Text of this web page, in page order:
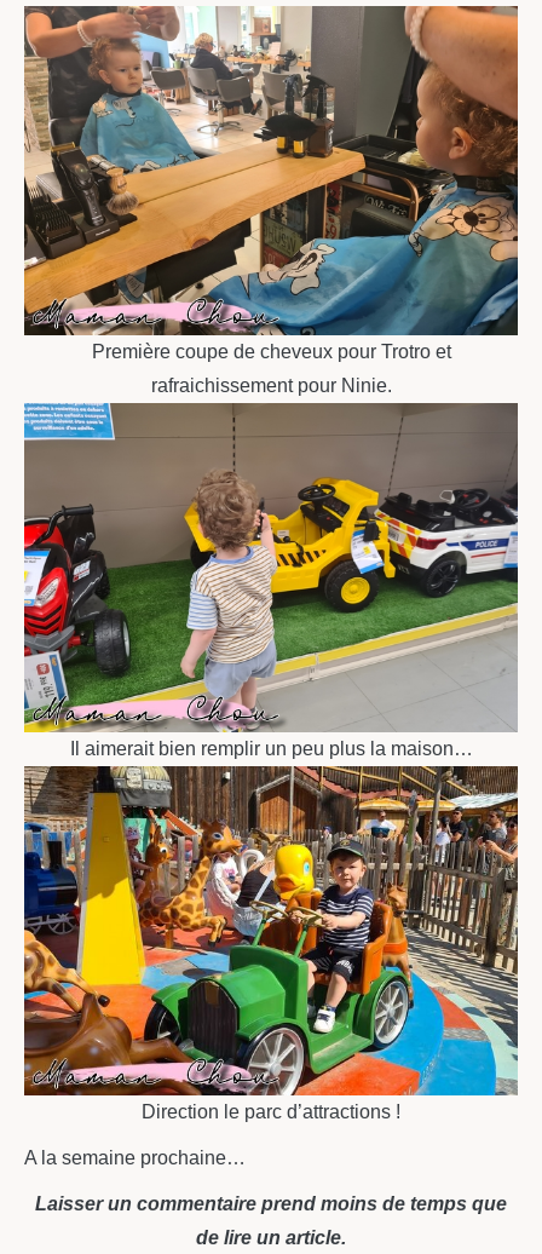
Première coupe de cheveux pour Trotro et
rafraichissement pour Ninie.
Il aimerait bien remplir un peu plus la maison…
Direction le parc d’attractions !
A la semaine prochaine…
Laisser un commentaire prend moins de temps que
de lire un article.